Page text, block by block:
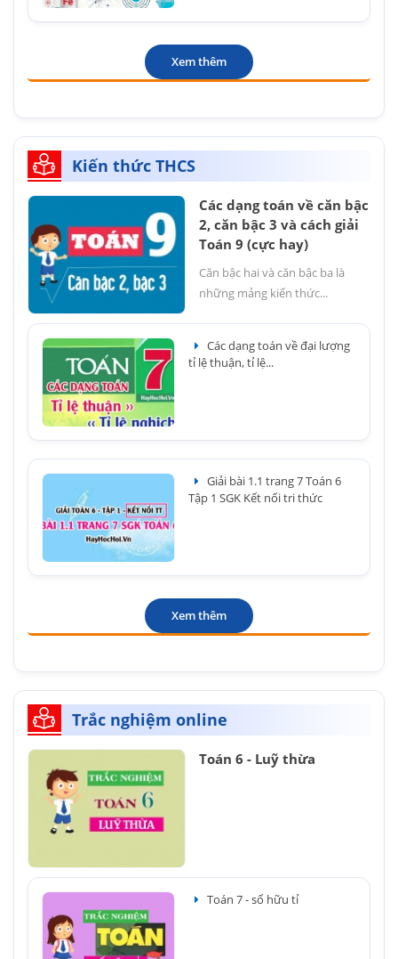
Xem thêm
Kiến thức THCS
Các dạng toán về căn bậc
2, căn bậc 3 và cách giải
Toán 9 (cực hay)
Căn bậc hai và căn bậc ba là
những mảng kiến thức...
Các dạng toán về đại lượng
tỉ lệ thuận, tỉ lệ...
Giải bài 1.1 trang 7 Toán 6
Tập 1 SGK Kết nối tri thức
Xem thêm
Trắc nghiệm online
Toán 6 - Luỹ thừa
Toán 7 - số hữu tỉ